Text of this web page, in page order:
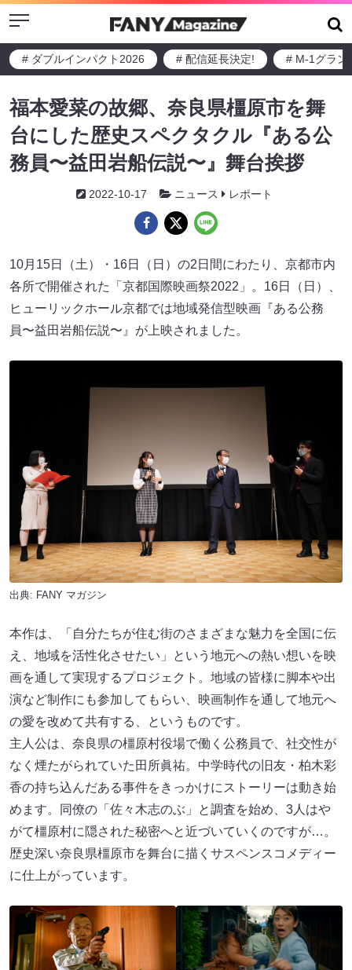
Menu
# ダブルインパクト2026 # 配信延長決定! # M-1グラン
福本愛菜の故郷、奈良県橿原市を舞
台にした歴史スペクタクル『ある公
務員〜益田岩船伝説〜』舞台挨拶
2022-10-17 ニュース レポート
10月15日（土）・16日（日）の2日間にわたり、京都市内
各所で開催された「京都国際映画祭2022」。16日（日）、
ヒューリックホール京都では地域発信型映画『ある公務
員〜益田岩船伝説〜』が上映されました。
出典: FANY マガジン
本作は、「自分たちが住む街のさまざまな魅力を全国に伝
え、地域を活性化させたい」という地元への熱い想いを映
画を通して実現するプロジェクト。地域の皆様に脚本や出
演など制作にも参加してもらい、映画制作を通して地元へ
の愛を改めて共有する、というものです。
主人公は、奈良県の橿原村役場で働く公務員で、社交性が
なく煙たがられていた田所眞祐。中学時代の旧友・柏木彩
香の持ち込んだある事件をきっかけにストーリーは動き始
めます。同僚の「佐々木志のぶ」と調査を始め、3人はや
がて橿原村に隠された秘密へと近づいていくのですが…。
歴史深い奈良県橿原市を舞台に描くサスペンスコメディー
に仕上がっています。